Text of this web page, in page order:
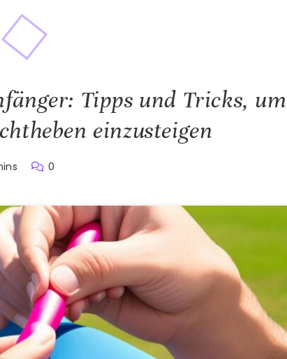
Tipps und Tricks, um
einzusteigen
0